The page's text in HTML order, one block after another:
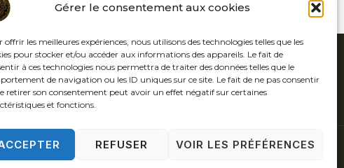
Gérer le consentement aux cookies
offrir les meilleures expériences, nous utilisons des technologies telles que les
pour stocker et/ou accéder aux informations des appareils. Le fait de
à ces technologies nous permettra de traiter des données telles que le
de navigation ou les ID uniques sur ce site. Le fait de ne pas consentir
retirer son consentement peut avoir un effet négatif sur certaines
et fonctions.
REFUSER VOIR LES PRÉFÉRENCES
DE COOKIES (UE)